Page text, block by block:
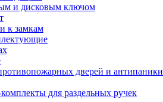
и дисковым ключом
к замкам
дверей и антипаники
для раздельных ручек